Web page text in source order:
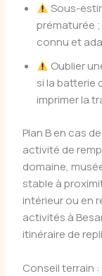
Sous-
prématurée
connu et
Oublier
si la batterie
imprimer la
Plan B en cas
activité de
domaine,
stable à
intérieur ou en
activités à
itinéraire de
Conseil terrain